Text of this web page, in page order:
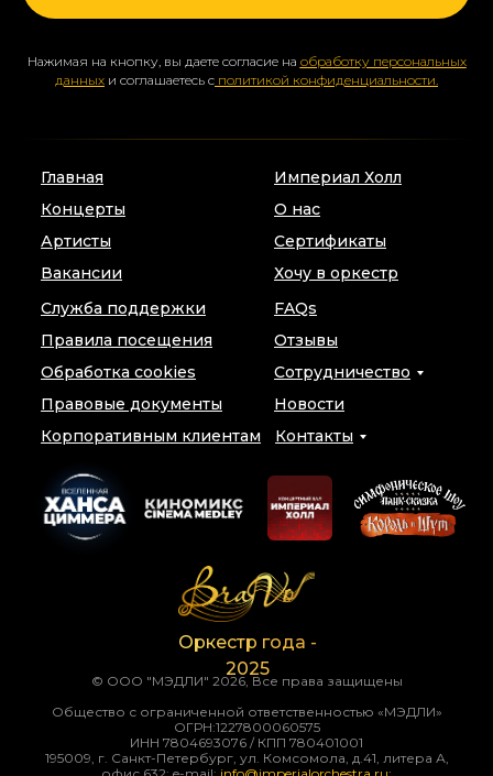
Нажимая на кнопку, вы даете согласие на обработку персональных
данных и соглашаетесь с политикой конфиденциальности.
© ООО "МЭДЛИ" 2026, Все права защищены
Общество с ограниченной ответственностью «МЭДЛИ»
ОГРН:1227800060575
ИНН 7804693076 / КПП 780401001
195009, г. Санкт-Петербург, ул. Комсомола, д.41, литера А,
Главная
Концерты
Артисты
Вакансии
Империал Холл
О нас
Сертификаты
Хочу в оркестр
FAQs
Отзывы
Сотрудничество
Новости
Правовые документы
Служба поддержки
Правила посещения
Обработка cookies
Контакты
Корпоративным клиентам
Оркестр года -
2025